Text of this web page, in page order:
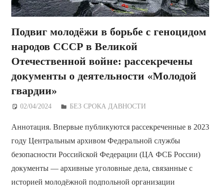
Подвиг молодёжи в борьбе с геноцидом
народов СССР в Великой
Отечественной войне: рассекречены
документы о деятельности «Молодой
гвардии»
02/04/2024 Дежурный по Редакции
БЕЗ СРОКА ДАВНОСТИ
Аннотация. Впервые публикуются рассекреченные в 2023
году Центральным архивом Федеральной службы
безопасности Российской Федерации (ЦА ФСБ России)
документы — архивные уголовные дела, связанные с
историей молодёжной подпольной организации